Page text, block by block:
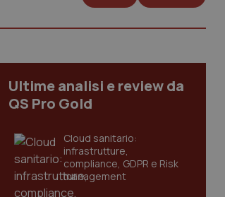
Ultime analisi e review da
QS Pro Gold
Cloud sanitario:
infrastrutture,
compliance, GDPR e Risk
management